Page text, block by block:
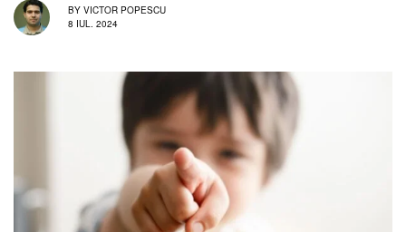
BY VICTOR POPESCU
8 IUL. 2024